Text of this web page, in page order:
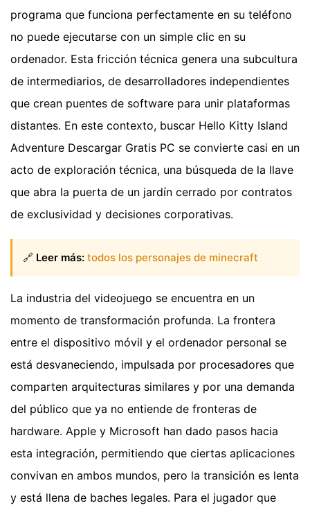
programa que funciona perfectamente en su teléfono
no puede ejecutarse con un simple clic en su
ordenador. Esta fricción técnica genera una subcultura
de intermediarios, de desarrolladores independientes
que crean puentes de software para unir plataformas
distantes. En este contexto, buscar Hello Kitty Island
Adventure Descargar Gratis PC se convierte casi en un
acto de exploración técnica, una búsqueda de la llave
que abra la puerta de un jardín cerrado por contratos
de exclusividad y decisiones corporativas.
🔗 Leer más: todos los personajes de minecraft
La industria del videojuego se encuentra en un
momento de transformación profunda. La frontera
entre el dispositivo móvil y el ordenador personal se
está desvaneciendo, impulsada por procesadores que
comparten arquitecturas similares y por una demanda
del público que ya no entiende de fronteras de
hardware. Apple y Microsoft han dado pasos hacia
esta integración, permitiendo que ciertas aplicaciones
convivan en ambos mundos, pero la transición es lenta
y está llena de baches legales. Para el jugador que